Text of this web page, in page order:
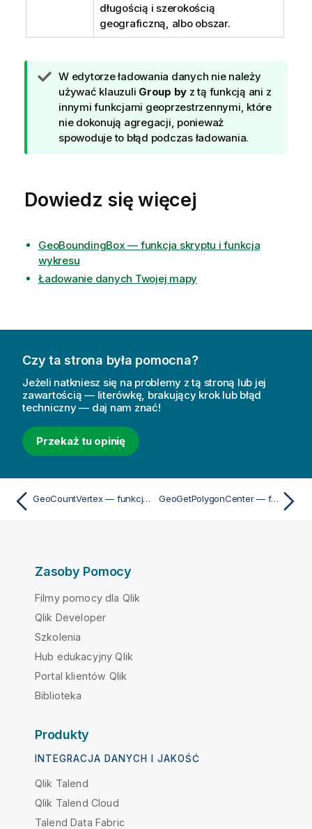
długością i szerokością
geograficzną, albo obszar.
W
s
k
a
z
a
W edytorze ładowania danych nie należy
używać klauzuli Group by z tą funkcją ani z
innymi funkcjami geoprzestrzennymi, które
nie dokonują agregacji, ponieważ
spowoduje to błąd podczas ładowania.
Dowiedz się więcej
GeoBoundingBox — funkcja skryptu i funkcja
wykresu
Ładowanie danych Twojej mapy
Czy ta strona była pomocna?
Jeżeli natkniesz się na problemy z tą stroną lub jej
zawartością — literówkę, brakujący krok lub błąd
techniczny — daj nam znać!
Przekaż tu opinię
GeoCountVertex — funkcja skryptu i funkcja wykresu GeoGetPolygonCenter — funkcja skryptu i funkcja wykresu
Zasoby Pomocy
Filmy pomocy dla Qlik
Qlik Developer
Szkolenia
Hub edukacyjny Qlik
Portal klientów Qlik
Biblioteka
Produkty
INTEGRACJA DANYCH I JAKOŚĆ
Qlik Talend
Qlik Talend Cloud
Talend Data Fabric